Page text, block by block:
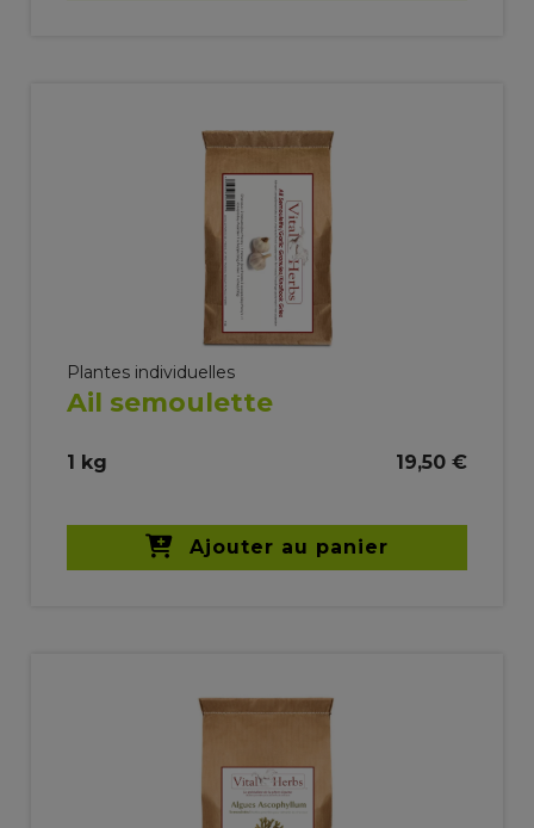
Plantes individuelles
Ail semoulette
1 kg 19,50 €
Ajouter au panier